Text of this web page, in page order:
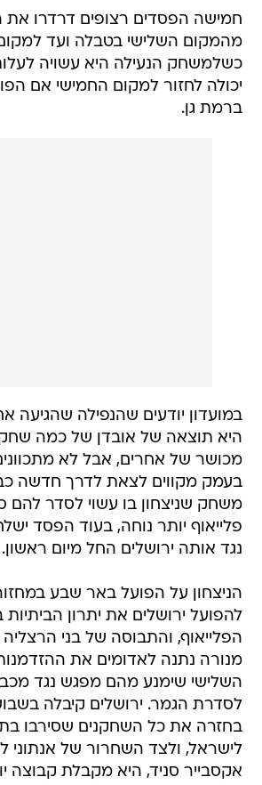
חמישה הפסדים רצופים דרדרו
מהמקום השלישי בטבלה ועד
כשלמשחק הנעילה היא עשויה
יכולה לחזור למקום החמישי אם
ברמת גן.
במועדון יודעים שהנפילה שהגיעה
היא תוצאה של אובדן של כמה
מכושר של אחרים, אבל לא מתכוונים
בעמק מקווים לצאת לדרך חדשה
משחק שניצחון בו עשוי לסדר
פלייאוף יותר נוחה, בעוד הפסד
נגד אותה ירושלים החל מיום ראשון.
הניצחון על הפועל באר שבע
להפועל ירושלים את יתרון
הפלייאוף, והתבוסה של בני
מנורה נתנה לאדומים את
השלישי שימנע מהם מפגש נגד
לסדרת הגמר. ירושלים קיבלה
בחזרה את כל השחקנים שסירבו
לישראל, ולצד השחרור של אנתוני
אקסבייר סניד, היא מקבלת קבוצה